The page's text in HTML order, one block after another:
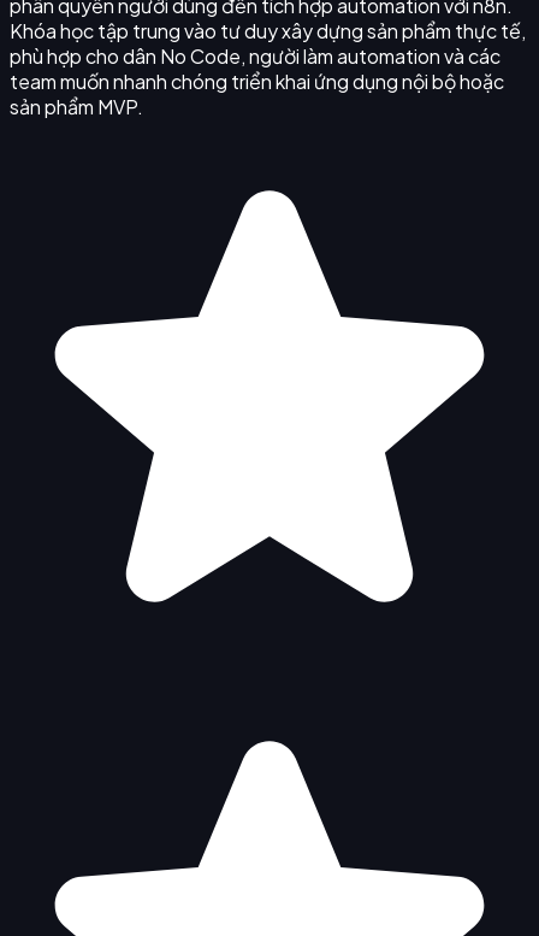
phân quyền người dùng đến tích hợp automation với n8n.
Khóa học tập trung vào tư duy xây dựng sản phẩm thực tế,
phù hợp cho dân No Code, người làm automation và các
team muốn nhanh chóng triển khai ứng dụng nội bộ hoặc
sản phẩm MVP.